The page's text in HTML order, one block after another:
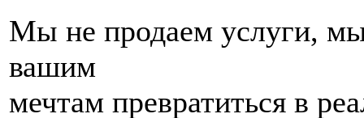
Мы не продаем услуги,
вашим
мечтам превратиться в